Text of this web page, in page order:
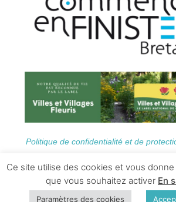
Politique de confidentialité et de
Informations Légales
Ce site utilise des cookies et vous
que vous souhaitez activer En
Paramètres des cookies